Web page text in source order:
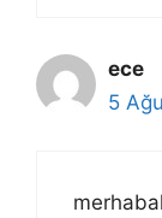
ece
5